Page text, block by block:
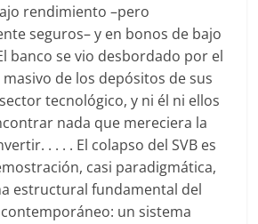
rendimiento –pero
seguros– y en bonos de bajo
banco se vio desbordado por el
de los depósitos de sus
tecnológico, y ni él ni ellos
nada que mereciera la
. . . . El colapso del SVB es
casi paradigmática,
estructural fundamental del
un sistema